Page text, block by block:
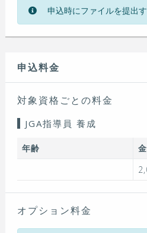
申込時にファイルを提出
申込料金
対象資格ごとの料金
JGA指導員 養成
年齢
オプション料金